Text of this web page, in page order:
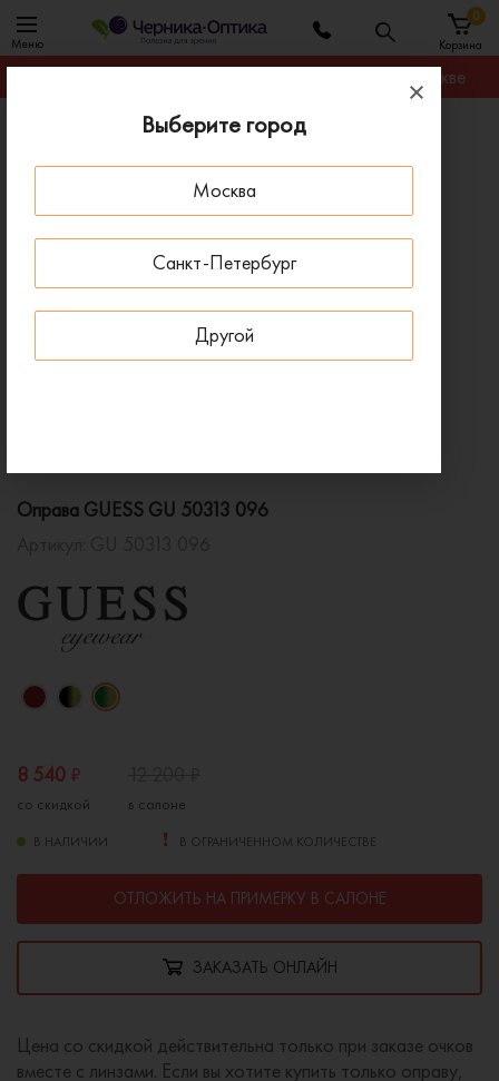
Выберите город
Москва
Санкт-Петербург
Другой
Меню Корзина
0
Гарантируем лучшую цену на любую оправу в Москве
Оправы для очков
Оправа GUESS GU 50313 096
Оправа GUESS GU 50313 096
8 540 ₽
со скидкой в салоне
В НАЛИЧИИ В ОГРАНИЧЕННОМ КОЛИЧЕСТВЕ
ОТЛОЖИТЬ НА ПРИМЕРКУ В САЛОНЕ
ЗАКАЗАТЬ ОНЛАЙН
Цена со скидкой действительна только при заказе очков
вместе с линзами. Если вы хотите купить только оправу,
- 30 % ДО 15 АВГУСТА НОВИНКА